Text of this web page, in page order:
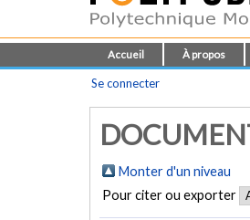
Accueil À propos
Se connecter
Monter d'un niveau
Pour citer ou exporter